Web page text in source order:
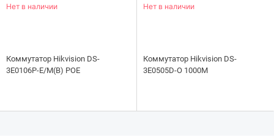
Нет в наличии
Коммутатор Hikvision DS-
3E0106P-E/M(B) POE
Нет в наличии
Коммутатор Hikvision DS-
3E0505D-O 1000M